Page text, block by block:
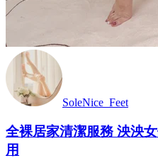
SoleNice_Feet
全裸居家清潔服務 泱泱
用